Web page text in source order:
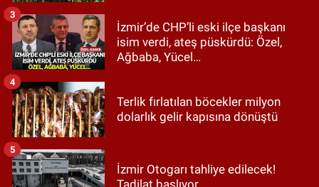
İzmir’de CHP’li eski ilçe başkanı
isim verdi, ateş püskürdü: Özel,
Ağbaba, Yücel…
3
Terlik fırlatılan böcekler milyon
dolarlık gelir kapısına dönüştü
4
İzmir Otogarı tahliye edilecek!
5